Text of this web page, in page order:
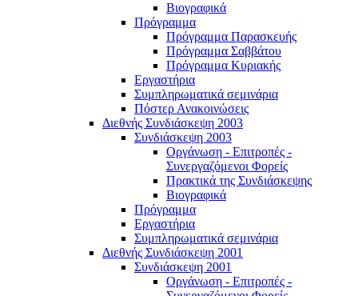
Βιογραφικά
Πρόγραμμα
Πρόγραμμα Παρασκευής
Πρόγραμμα Σαββάτου
Πρόγραμμα Κυριακής
Εργαστήρια
Συμπληρωματικά σεμινάρια
Πόστερ Ανακοινώσεις
Διεθνής Συνδιάσκεψη 2003
Συνδιάσκεψη 2003
Οργάνωση - Επιτροπές -
Συνεργαζόμενοι Φορείς
Πρακτικά της Συνδιάσκεψης
Βιογραφικά
Πρόγραμμα
Εργαστήρια
Συμπληρωματικά σεμινάρια
Διεθνής Συνδιάσκεψη 2001
Συνδιάσκεψη 2001
Οργάνωση - Επιτροπές -